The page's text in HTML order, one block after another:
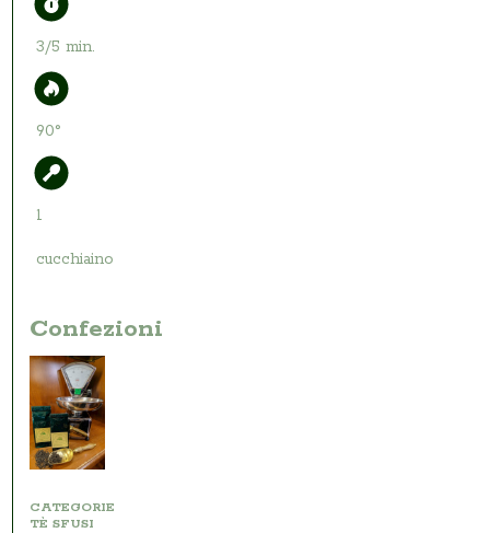
3/5 min.
90°
1
cucchiaino
Confezioni
CATEGORIE
TÈ SFUSI